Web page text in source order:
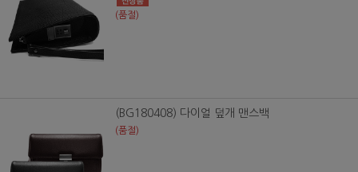
(품절)
(BG180408) 다이얼 덮개 맨스백
(품절)